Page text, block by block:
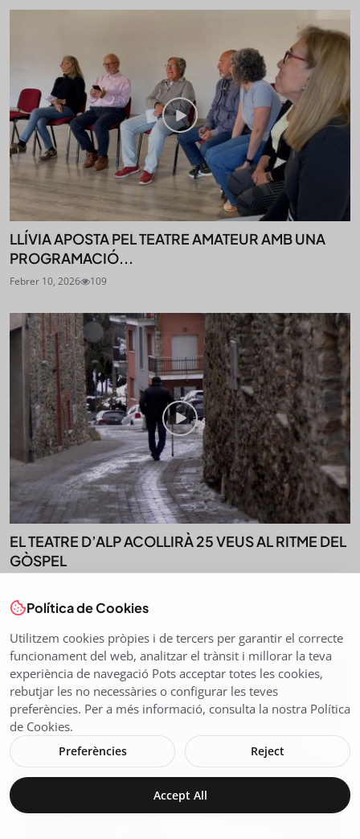
LLÍVIA APOSTA PEL TEATRE AMATEUR AMB UNA
PROGRAMACIÓ...
Febrer 10, 2026 109
EL TEATRE D’ALP ACOLLIRÀ 25 VEUS AL RITME DEL
GÒSPEL
Un cor format per 25 veus actuarà al Teatre d’Alp el pròxim 3
Política de Cookies
Utilitzem cookies pròpies i de tercers per garantir el correcte
funcionament del web, analitzar el trànsit i millorar la teva
experiència de navegació Pots acceptar totes les cookies,
rebutjar les no necessàries o configurar les teves
preferències. Per a més informació, consulta la nostra Política
de Cookies.
Preferències Reject
Accept All